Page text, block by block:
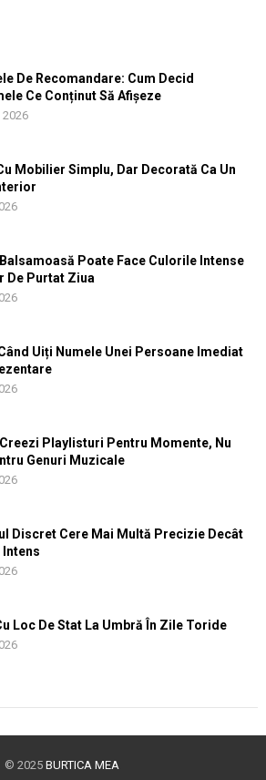
De Recomandare: Cum Decid
Ce Conținut Să Afișeze
Mobilier Simplu, Dar Decorată Ca Un
Poate Face Culorile Intense
De Purtat Ziua
Uiți Numele Unei Persoane Imediat
Playlisturi Pentru Momente, Nu
Genuri Muzicale
Discret Cere Mai Multă Precizie Decât
Intens
Loc De Stat La Umbră În Zile Toride
© 2025 BURTICA MEA